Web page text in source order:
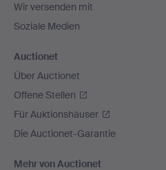
Wir versenden mit
Soziale Medien
Auctionet
Über Auctionet
Offene Stellen
Für Auktionshäuser
Die Auctionet-Garantie
Mehr von Auctionet